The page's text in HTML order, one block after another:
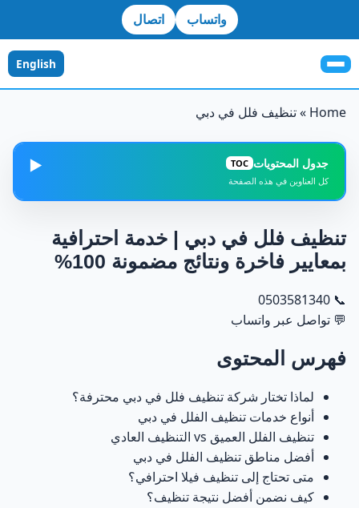
واتساب اتصال
English
Home
»تنظيف فلل في دبي
جدول المحتويات TOC
كل العناوين في هذه الصفحة
▶️
لماذا تختار شركة تنظيف فلل في دبي محترفة؟
3 ما الذي يميز خدماتنا في تنظيف الفلل؟
تنظيف الفلل الفاخرة يحتاج احتراف خاص
7 لماذا نحن الخيار الأفضل في دبي؟
تنظيف فلل في دبي | خدمة احترافية
بمعايير فاخرة ونتائج مضمونة 100%
📞
0503581340
💬 تواصل عبر واتساب
فهرس المحتوى
لماذا تختار شركة تنظيف فلل في دبي محترفة؟
أنواع خدمات تنظيف الفلل في دبي
تنظيف الفلل العميق vs التنظيف العادي
أفضل مناطق تنظيف الفلل في دبي
متى تحتاج إلى تنظيف فيلا احترافي؟
كيف نضمن أفضل نتيجة تنظيف؟